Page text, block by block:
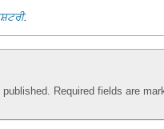
.
Required fields are